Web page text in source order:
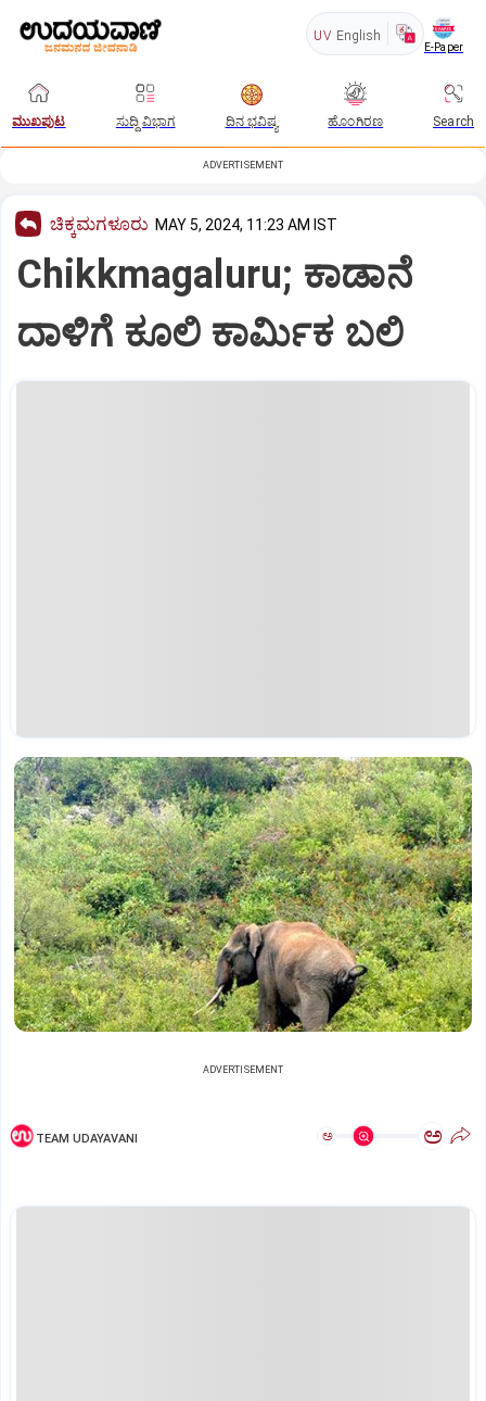
UV English
E-Paper
ಮುಖಪುಟ ಸುದ್ದಿ ವಿಭಾಗ ದಿನ ಭವಿಷ್ಯ ಹೊಂಗಿರಣ Search
ADVERTISEMENT
ಚಿಕ್ಕಮಗಳೂರು MAY 5, 2024, 11:23 AM IST
Chikkmagaluru; ಕಾಡಾನೆ
ದಾಳಿಗೆ ಕೂಲಿ ಕಾರ್ಮಿಕ ಬಲಿ
ADVERTISEMENT
TEAM UDAYAVANI ಅ ಅ